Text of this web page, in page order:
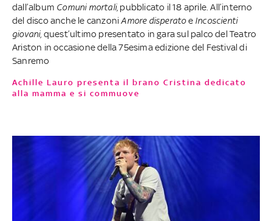
dall’album Comuni mortali, pubblicato il 18 aprile. All’interno
del disco anche le canzoniAmore disperatoe Incoscienti
giovani, quest’ultimo presentato in gara sul palco del Teatro
Ariston in occasione della 75esima edizione del Festival di
Sanremo
Achille Lauro presenta il brano Cristina dedicato
alla mamma e si commuove